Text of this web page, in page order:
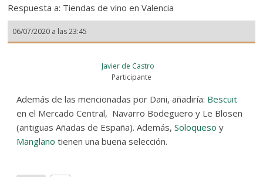
Respuesta a: Tiendas de vino en Valencia
06/07/2020 a las 23:45
Javier de Castro
Participante
Además de las mencionadas por Dani, añadiría: Bescuit
en el Mercado Central, Navarro Bodeguero y Le Blosen
(antiguas Añadas de España). Además,Soloqueso y
Manglano tienen una buena selección.